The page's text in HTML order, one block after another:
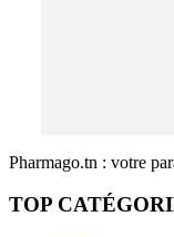
Pharmago.tn : votre
TOP